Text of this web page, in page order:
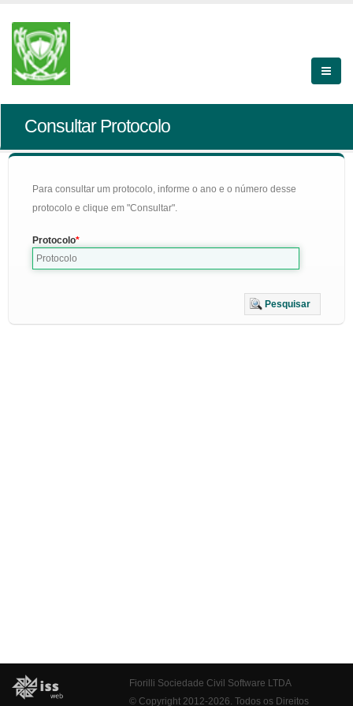
Consultar Protocolo
Para consultar um protocolo, informe o ano e o número desse
protocolo e clique em "Consultar".
Protocolo
Pesquisar
Fiorilli Sociedade Civil Software LTDA
© Copyright 2012-2026. Todos os Direitos